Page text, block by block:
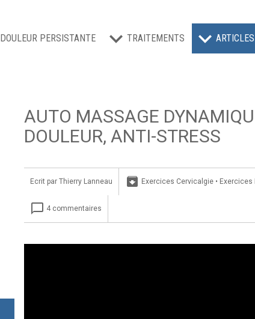
DOULEUR PERSISTANTE TRAITEMENTS ARTICLES
AUTO MASSAGE
DOULEUR, ANTI-STRESS
Ecrit par Thierry Lanneau archive Exercices Cervicalgie• Exercices
chat_bubble_outline 4 commentaires